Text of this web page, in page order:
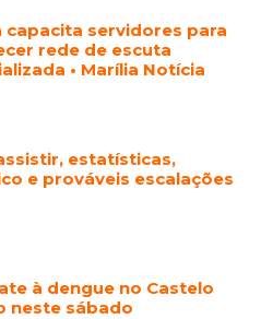
capacita servidores para
rede de escuta
• Marília Notícia
estatísticas,
e prováveis escalações
à dengue no Castelo
neste sábado